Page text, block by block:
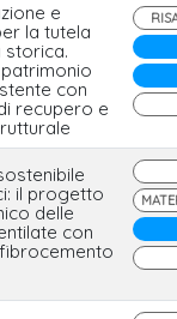
e
la tutela
storica.
con
recupero e
il progetto
delle
con